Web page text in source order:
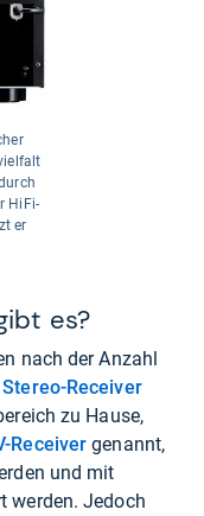
HiFi-
er
es?
nach der Anzahl
Stereo-Receiver
zu Hause,
Receiver genannt,
und mit
werden. Jedoch